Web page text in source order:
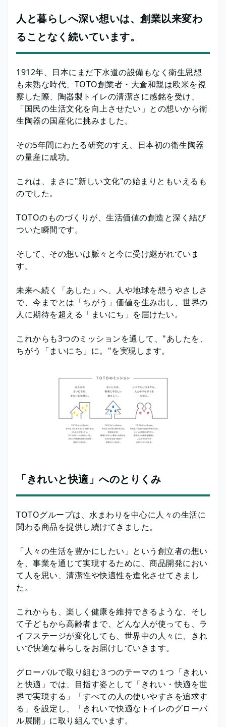
人と暮らしへ深い想いは、創業以来変わ
ることなく続いています。
1912年、日本にまだ下水道の設備もなく衛生思想
も未熟な時代、TOTO創業者・大倉和親は欧米を視
察した際、陶器製トイレの清潔さに感銘を受け、
「国民の生活文化を向上させたい」との想いから衛
生陶器の国産化に挑みました。
その5年間にわたる研究のすえ、日本初の衛生陶器
の量産に成功。
これは、まさに"新しい文化"の始まりともいえるも
のでした。
TOTOのものづくりが、生活価値の創造と深く結び
ついた瞬間です。
そして、その想いは脈々と今に受け継がれていま
す。
未来へ続く「あした」へ、人や地球を想うやさしさ
で、今までとは「ちがう」価値を生み出し、世界の
人に期待を超える「まいにち」を届けたい。
これからも3つのミッションを通して、"あしたを、
ちがう「まいにち」に。"を実現します。
「きれいと快適」へのとりくみ
TOTOグループは、水まわりを中心に人々の生活に
関わる商品を提供し続けてきました。
「人々の生活を豊かにしたい」という創立者の想い
を、事業を通じて実現するために、商品開発におい
て人を思い、清潔性や快適性を進化させてきまし
た。
これからも、楽しく健康を維持できるような、そし
て子どもから高齢者まで、どんな人が使っても、ラ
イフステージが変化しても、世界中の人々に、きれ
いで快適な暮らしをお届けしていきます。
グローバルで取り組む３つのテーマの１つ「きれい
と快適」では、目指す姿として「きれい・快適を世
界で実現する」「すべての人の使いやすさを追求す
る」を設定し、「きれいで快適なトイレのグローバ
ル展開」に取り組んでいます。